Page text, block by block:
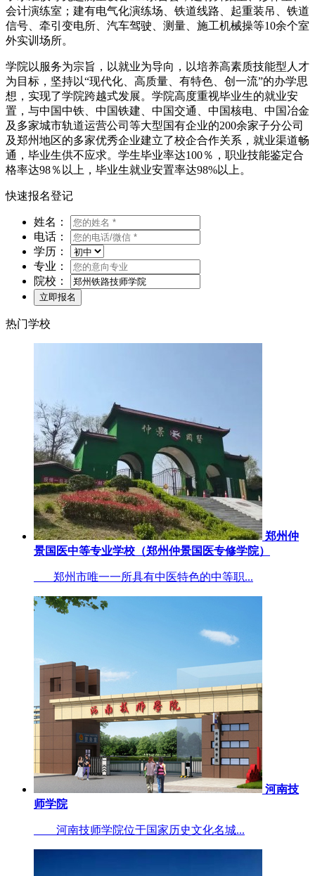
会计演练室；建有电气化演练场、铁道线路、起重装吊、铁道
信号、牵引变电所、汽车驾驶、测量、施工机械操等10余个室
外实训场所。
学院以服务为宗旨，以就业为导向，以培养高素质技能型人才
为目标，坚持以“现代化、高质量、有特色、创一流”的办学思
想，实现了学院跨越式发展。学院高度重视毕业生的就业安
置，与中国中铁、中国铁建、中国交通、中国核电、中国冶金
及多家城市轨道运营公司等大型国有企业的200余家子分公司
及郑州地区的多家优秀企业建立了校企合作关系，就业渠道畅
通，毕业生供不应求。学生毕业率达100％，职业技能鉴定合
格率达98％以上，毕业生就业安置率达98%以上。
快速报名登记
姓名：
电话：
学历：
专业：
院校：
热门学校
郑州仲
景国医中等专业学校（郑州仲景国医专修学院）
郑州市唯一一所具有中医特色的中等职...
河南技
师学院
河南技师学院位于国家历史文化名城...